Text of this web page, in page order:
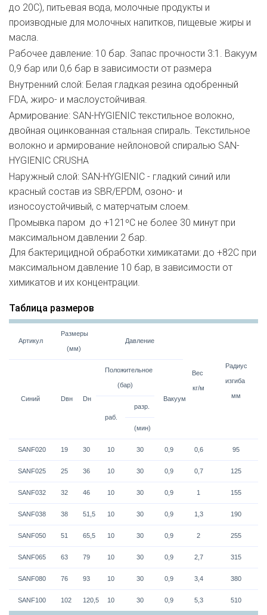
до 20С), питьевая вода, молочные продукты и
производные для молочных напитков, пищевые жиры и
масла.
Рабочее давление: 10 бар. Запас прочности 3:1. Вакуум
0,9 бар или 0,6 бар в зависимости от размера
Внутренний слой: Белая гладкая резина одобренный
FDA, жиро- и маслоустойчивая.
Армирование: SAN-HYGIENIC текстильное волокно,
двойная оцинкованная стальная спираль. Текстильное
волокно и армирование нейлоновой спиралью SAN-
HYGIENIC CRUSHA
Наружный слой: SAN-HYGIENIC - гладкий синий или
красный состав из SBR/EPDM, озоно- и
износоустойчивый, с матерчатым слоем.
Промывка паром до +121ºС не более 30 минут при
максимальном давлении 2 бар.
Для бактерицидной обработки химикатами: до +82С при
максимальном давление 10 бар, в зависимости от
химикатов и их концентрации.
Таблица размеров
Артикул
Размеры
(мм)
Давление
Вес
кг/м
Радиус
изгиба
мм
Синий Dвн Dн
Положительное
(бар)
Вакуум
раб.
разр.
(мин)
SANF020 19 30 10 30 0,9 0,6 95
SANF025 25 36 10 30 0,9 0,7 125
SANF032 32 46 10 30 0,9 1 155
SANF038 38 51,5 10 30 0,9 1,3 190
SANF050 51 65,5 10 30 0,9 2 255
SANF065 63 79 10 30 0,9 2,7 315
SANF080 76 93 10 30 0,9 3,4 380
SANF100 102 120,5 10 30 0,9 5,3 510